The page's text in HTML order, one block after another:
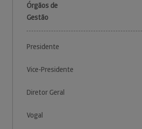
Órgãos de
Gestão
Presidente
Vice-Presidente
Diretor Geral
Vogal